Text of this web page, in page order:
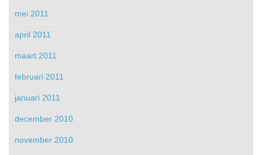
mei 2011
april 2011
maart 2011
februari 2011
januari 2011
december 2010
november 2010